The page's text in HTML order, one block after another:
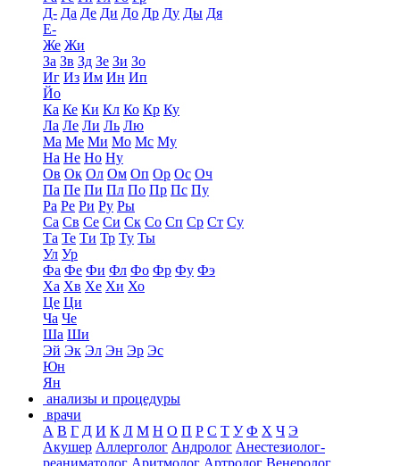
Д- Да Де Ди До Др Ду Ды Дя
Е-
Же Жи
За Зв Зд Зе Зи Зо
Иг Из Им Ин Ип
Йо
Ка Ке Ки Кл Ко Кр Ку
Ла Ле Ли Ль Лю
Ма Ме Ми Мо Мс Му
На Не Но Ну
Ов Ок Ол Ом Оп Ор Ос Оч
Па Пе Пи Пл По Пр Пс Пу
Ра Ре Ри Ру Ры
Са Св Се Си Ск Со Сп Ср Ст Су
Та Те Ти Тр Ту Ты
Ул Ур
Фа Фе Фи Фл Фо Фр Фу Фэ
Ха Хв Хе Хи Хо
Це Ци
Ча Че
Ша Ши
Эй Эк Эл Эн Эр Эс
Юн
Ян
анализы и процедуры
врачи
А В Г Д И К Л М Н О П Р С Т У Ф Х Ч Э
Акушер Аллерголог Андролог Анестезиолог-
реаниматолог Аритмолог Артролог Венеролог